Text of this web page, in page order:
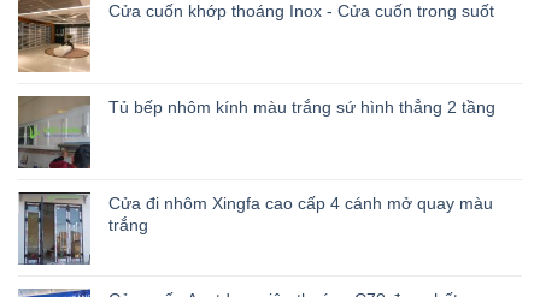
Cửa cuốn khớp thoáng Inox - Cửa cuốn trong suốt
Tủ bếp nhôm kính màu trắng sứ hình thẳng 2 tầng
Cửa đi nhôm Xingfa cao cấp 4 cánh mở quay màu
trắng